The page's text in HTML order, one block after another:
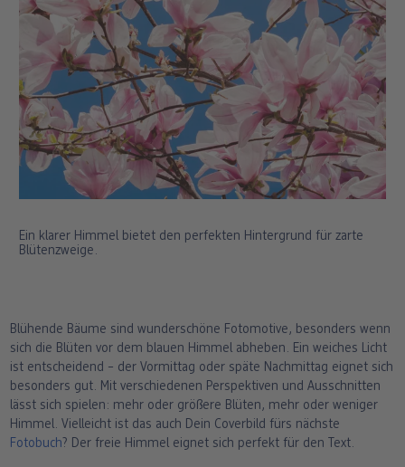
Ein klarer Himmel bietet den perfekten Hintergrund für zarte
Blütenzweige.
Blühende Bäume sind wunderschöne Fotomotive, besonders wenn
sich die Blüten vor dem blauen Himmel abheben. Ein weiches Licht
ist entscheidend – der Vormittag oder späte Nachmittag eignet sich
besonders gut. Mit verschiedenen Perspektiven und Ausschnitten
lässt sich spielen: mehr oder größere Blüten, mehr oder weniger
Himmel. Vielleicht ist das auch Dein Coverbild fürs nächste
Fotobuch ? Der freie Himmel eignet sich perfekt für den Text.